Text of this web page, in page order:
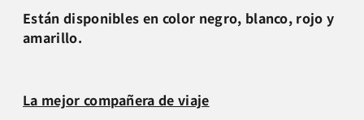
Están disponibles en color negro, blanco, rojo y
amarillo.
La mejor compañera de viaje